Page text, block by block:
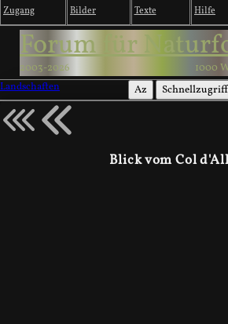
Zugang Bilder Texte Hilfe
Forum für
2003-2026
1000
Landschaften
Az Schnellzugriff
Blick vom Col